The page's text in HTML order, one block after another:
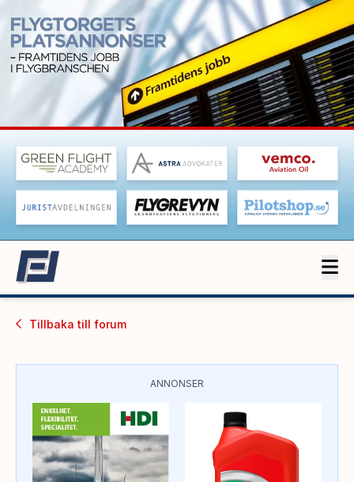
Tillbaka till forum
ANNONSER